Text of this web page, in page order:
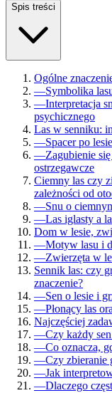
Spis treści
Ogólne
—Symbolika
—Interpretacja
psychicznego
Las w senniku:
—Spacer po
—Zagubienie
ostrzegawcze
Ciemny las czy
zależności od
—Snu o
—Las iglasty a
Dom w lesie,
—Motyw lasu i
—Zwierzęta w
Sennik las: czy
znaczenie?
—Sen o lesie i
—Płonący las
Najczęściej
—Czy każdy
—Co oznacza,
—Czy zbieranie
—Jak
—Dlaczego